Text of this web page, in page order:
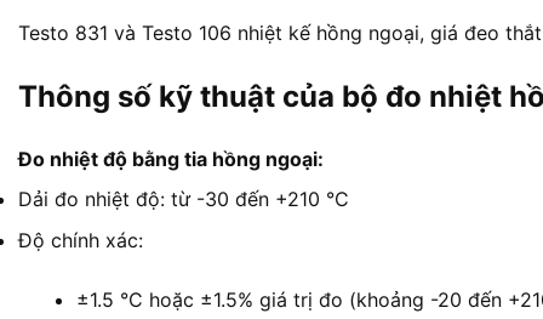
Testo 831 và Testo 106 nhiệt kế hồng ngoại, giá đeo
Thông số kỹ thuật của bộ đo nhiệt
Đo nhiệt độ bằng tia hồng ngoại:
Dải đo nhiệt độ: từ -30 đến +210 °C
Độ chính xác:
±1.5 °C hoặc ±1.5% giá trị đo (khoảng -20 đến